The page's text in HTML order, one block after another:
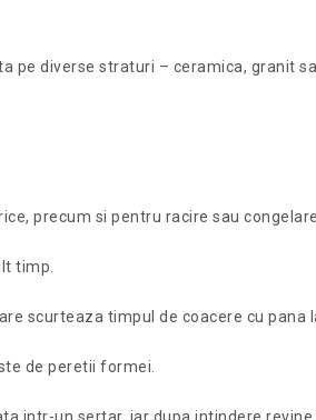
pe diverse straturi – ceramica, granit
precum si pentru racire sau
timp.
scurteaza timpul de coacere cu pana
de peretii formei.